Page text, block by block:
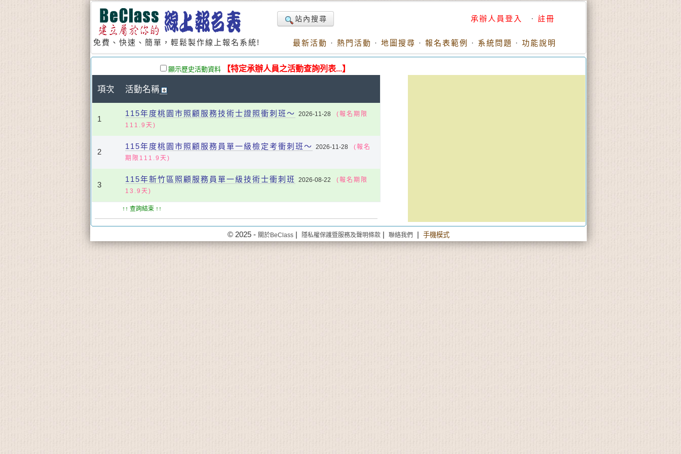
免費、快速、簡單，輕鬆製作線上報名系統!
站內搜尋 承辦人員登入 · 註冊
最新活動 · 熱門活動 · 地圖搜尋 · 報名表範例 · 系統問題 · 功能說明
顯示歷史活動資料 【特定承辦人員之活動查詢列表...】
項次 活動名稱
1
115年度桃園市照顧服務技術士證照衝刺班～ 2026-11-28
(報名期限
111.9天)
2
115年度桃園市照顧服務員單一級檢定考衝刺班～ 2026-11-28
(報名
期限111.9天)
3
115年新竹區照顧服務員單一級技術士衝刺班 2026-08-22
(報名期限
13.9天)
↑↑ 查詢結束 ↑↑
© 2025 - 關於BeClass | 隱私權保護暨服務及聲明條款 | 聯絡我們 | 手機模式